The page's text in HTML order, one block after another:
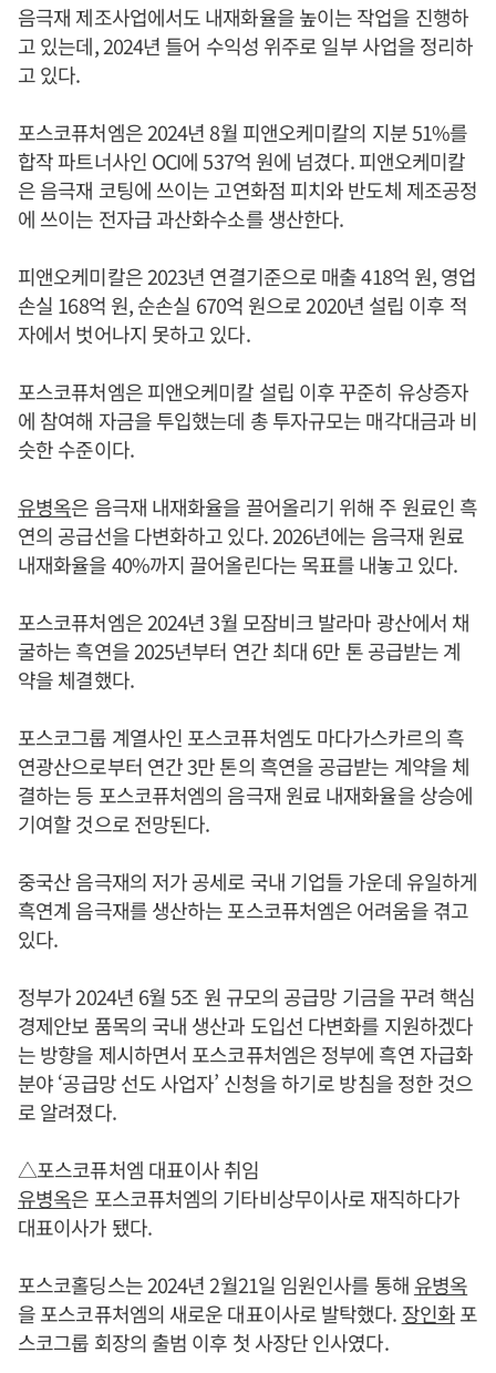
음극재 제조사업에서도 내재화율을 높이는 작업을 진행하
고 있는데, 2024년 들어 수익성 위주로 일부 사업을 정리하
고 있다.
포스코퓨처엠은 2024년 8월 피앤오케미칼의 지분 51%를
합작 파트너사인 OCI에 537억 원에 넘겼다. 피앤오케미칼
은 음극재 코팅에 쓰이는 고연화점 피치와 반도체 제조공정
에 쓰이는 전자급 과산화수소를 생산한다.
피앤오케미칼은 2023년 연결기준으로 매출 418억 원, 영업
손실 168억 원, 순손실 670억 원으로 2020년 설립 이후 적
자에서 벗어나지 못하고 있다.
포스코퓨처엠은 피앤오케미칼 설립 이후 꾸준히 유상증자
에 참여해 자금을 투입했는데 총 투자규모는 매각대금과 비
슷한 수준이다.
유병옥은 음극재 내재화율을 끌어올리기 위해 주 원료인 흑
연의 공급선을 다변화하고 있다. 2026년에는 음극재 원료
내재화율을 40%까지 끌어올린다는 목표를 내놓고 있다.
포스코퓨처엠은 2024년 3월 모잠비크 발라마 광산에서 채
굴하는 흑연을 2025년부터 연간 최대 6만 톤 공급받는 계
약을 체결했다.
포스코그룹 계열사인 포스코퓨처엠도 마다가스카르의 흑
연광산으로부터 연간 3만 톤의 흑연을 공급받는 계약을 체
결하는 등 포스코퓨처엠의 음극재 원료 내재화율을 상승에
기여할 것으로 전망된다.
중국산 음극재의 저가 공세로 국내 기업들 가운데 유일하게
흑연계 음극재를 생산하는 포스코퓨처엠은 어려움을 겪고
있다.
정부가 2024년 6월 5조 원 규모의 공급망 기금을 꾸려 핵심
경제안보 품목의 국내 생산과 도입선 다변화를 지원하겠다
는 방향을 제시하면서 포스코퓨처엠은 정부에 흑연 자급화
분야 ‘공급망 선도 사업자’ 신청을 하기로 방침을 정한 것으
로 알려졌다.
△포스코퓨처엠 대표이사 취임
유병옥은 포스코퓨처엠의 기타비상무이사로 재직하다가
대표이사가 됐다.
포스코홀딩스는 2024년 2월21일 임원인사를 통해 유병옥
을 포스코퓨처엠의 새로운 대표이사로 발탁했다. 장인화포
스코그룹 회장의 출범 이후 첫 사장단 인사였다.